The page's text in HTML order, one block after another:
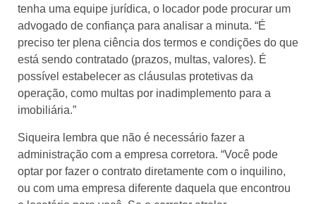
tenha uma equipe jurídica, o locador pode procurar um
advogado de confiança para analisar a minuta. “É
preciso ter plena ciência dos termos e condições do que
está sendo contratado (prazos, multas, valores). É
possível estabelecer as cláusulas protetivas da
operação, como multas por inadimplemento para a
imobiliária.”
Siqueira lembra que não é necessário fazer a
administração com a empresa corretora. “Você pode
optar por fazer o contrato diretamente com o inquilino,
ou com uma empresa diferente daquela que encontrou